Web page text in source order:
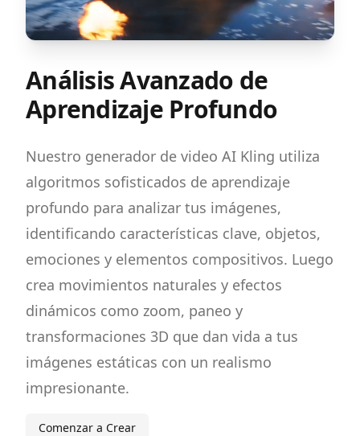
Análisis Avanzado de
Aprendizaje Profundo
Nuestro generador de video AI Kling utiliza
algoritmos sofisticados de aprendizaje
profundo para analizar tus imágenes,
identificando características clave, objetos,
emociones y elementos compositivos. Luego
crea movimientos naturales y efectos
dinámicos como zoom, paneo y
transformaciones 3D que dan vida a tus
imágenes estáticas con un realismo
impresionante.
Comenzar a Crear